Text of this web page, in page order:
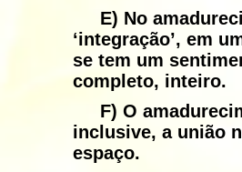
E) No
‘integração’, em
se tem um
completo, inteiro.
F) O
inclusive, a união
espaço.